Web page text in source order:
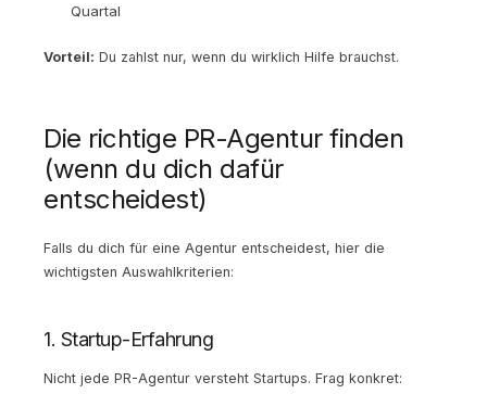
Quartal
Vorteil: Du zahlst nur, wenn du wirklich Hilfe brauchst.
Die richtige PR-Agentur finden
(wenn du dich dafür
entscheidest)
Falls du dich für eine Agentur entscheidest, hier die
wichtigsten Auswahlkriterien:
1. Startup-Erfahrung
Nicht jede PR-Agentur versteht Startups. Frag konkret: